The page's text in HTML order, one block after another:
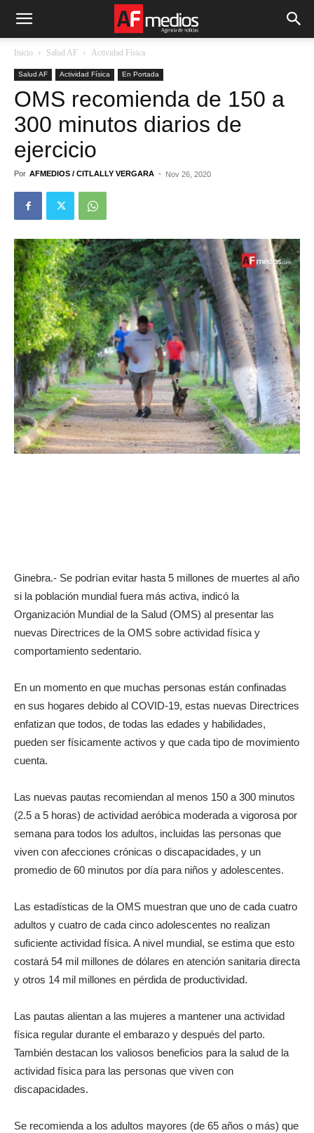
Inicio Salud AF Actividad Física
Salud AF Actividad Física En Portada
OMS recomienda de 150 a
300 minutos diarios de
ejercicio
Por AFMEDIOS / CITLALLY VERGARA - Nov 26, 2020
Ginebra.- Se podrían evitar hasta 5 millones de muertes al año
si la población mundial fuera más activa, indicó la
Organización Mundial de la Salud (OMS) al presentar las
nuevas Directrices de la OMS sobre actividad física y
comportamiento sedentario.
En un momento en que muchas personas están confinadas
en sus hogares debido al COVID-19, estas nuevas Directrices
enfatizan que todos, de todas las edades y habilidades,
pueden ser físicamente activos y que cada tipo de movimiento
cuenta.
Las nuevas pautas recomiendan al menos 150 a 300 minutos
(2.5 a 5 horas) de actividad aeróbica moderada a vigorosa por
semana para todos los adultos, incluidas las personas que
viven con afecciones crónicas o discapacidades, y un
promedio de 60 minutos por día para niños y adolescentes.
Las estadísticas de la OMS muestran que uno de cada cuatro
adultos y cuatro de cada cinco adolescentes no realizan
suficiente actividad física. A nivel mundial, se estima que esto
costará 54 mil millones de dólares en atención sanitaria directa
y otros 14 mil millones en pérdida de productividad.
Las pautas alientan a las mujeres a mantener una actividad
física regular durante el embarazo y después del parto.
También destacan los valiosos beneficios para la salud de la
actividad física para las personas que viven con
discapacidades.
Se recomienda a los adultos mayores (de 65 años o más) que